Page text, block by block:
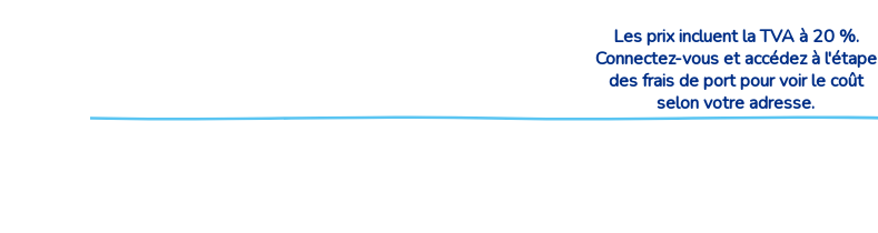
Les prix incluent la TVA à 20 %.
Connectez-vous et accédez à l'étape
des frais de port pour voir le coût
selon votre adresse.